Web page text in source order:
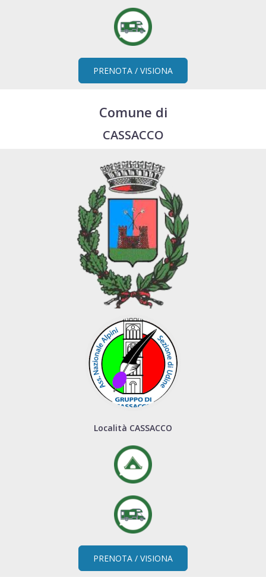
PRENOTA / VISIONA
Comune di
CASSACCO
Località CASSACCO
PRENOTA / VISIONA